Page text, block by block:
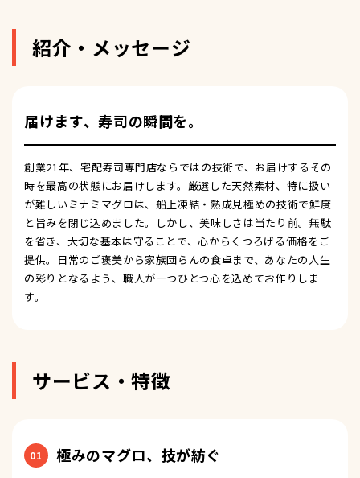
紹介・メッセージ
届けます、寿司の瞬間を。
創業21年、宅配寿司専門店ならではの技術で、お届けするその
時を最高の状態にお届けします。厳選した天然素材、特に扱い
が難しいミナミマグロは、船上凍結・熟成見極めの技術で鮮度
と旨みを閉じ込めました。しかし、美味しさは当たり前。無駄
を省き、大切な基本は守ることで、心からくつろげる価格をご
提供。日常のご褒美から家族団らんの食卓まで、あなたの人生
の彩りとなるよう、職人が一つひとつ心を込めてお作りしま
す。
サービス・特徴
01 極みのマグロ、技が紡ぐ